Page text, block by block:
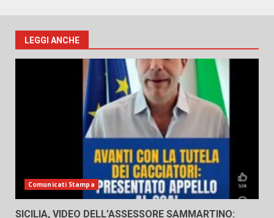
LEGGI ANCHE
Comunicati Stampa
SICILIA, VIDEO DELL’ASSESSORE SAMMARTINO: